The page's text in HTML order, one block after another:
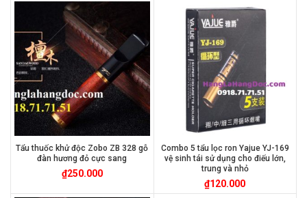
Tẩu thuốc khử độc Zobo ZB 328 gỗ
đàn hương đỏ cực sang
₫250.000
Combo 5 tẩu lọc ron Yajue YJ-169
vệ sinh tái sử dụng cho điếu lớn,
trung và nhỏ
₫120.000